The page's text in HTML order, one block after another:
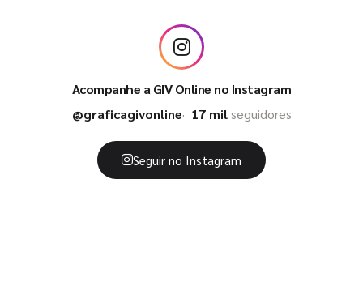
Acompanhe a GIV Online no Instagram
@graficagivonline
17 milseguidores
Seguir no Instagram